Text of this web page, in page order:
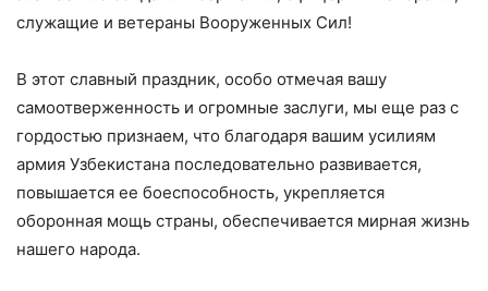
служащие и ветераны Вооруженных Сил!
В этот славный праздник, особо отмечая вашу
самоотверженность и огромные заслуги, мы еще раз с
гордостью признаем, что благодаря вашим усилиям
армия Узбекистана последовательно развивается,
повышается ее боеспособность, укрепляется
оборонная мощь страны, обеспечивается мирная жизнь
нашего народа.